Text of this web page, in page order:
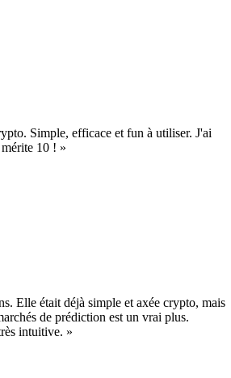
Simple, efficace et fun à utiliser. J'ai
10 ! »
Elle était déjà simple et axée crypto, mais
de prédiction est un vrai plus.
intuitive. »